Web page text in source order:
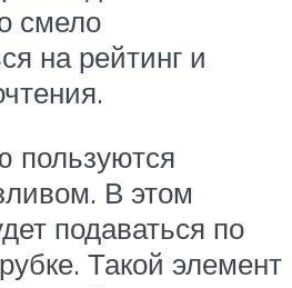
смело
на рейтинг и
пользуются
В этом
подаваться по
Такой элемент